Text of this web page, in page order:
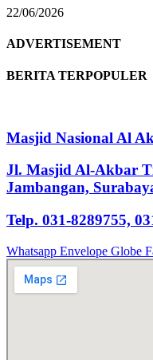
22/06/2026
ADVERTISEMENT
BERITA TERPOPULER
Masjid Nasional Al
Jl. Masjid Al-Akbar
Jambangan,
Telp. 031-8289755,
Whatsapp Envelope Globe